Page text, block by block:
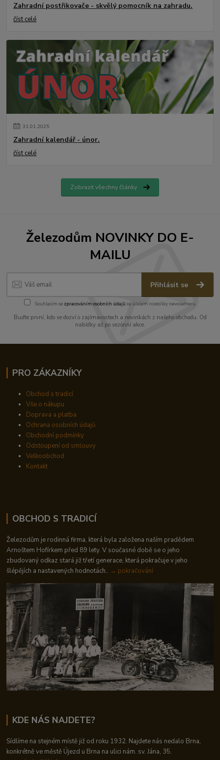
Zahradní postřikovače - skvělý pomocník na zahradu.
číst celé
31.01.2025
Zahradní kalendář - únor.
číst celé
Zobrazit všechny články
Železodům NOVINKY DO E-
MAILU
Přihlásit se
Souhlasím se zpracováním osobních údajůza účelem rozesílky newsletteru.
Buďte první, kdo se dozví o zajímavostech a novinkách z našeho obchodu. Od
nabídky až po sezónní akce.
PRO ZÁKAZNÍKY
Obchod s tradicí
Vše o nákupu
Doprava a platba
Ochrana osobních údajů
Obchodní podmínky
Odstoupení od smlouvy
Velkoobchod
Kontakt
OBCHOD S TRADICÍ
Železodům je rodinná firma, která byla založena naším pradědem
Arnoštem Hofírkem před 89 lety. V současné době se o jeho
zbudovaný odkaz stará již třetí generace, která pokračuje v jeho
šlépějích a nastavených hodnotách.. → pokračování
KDE NÁS NAJDETE?
Sídlíme na stejném místě již od roku 1932. Najdete nás nedalo Brna,
konkrétně ve městě Újezd u Brna na ulici nám. sv. Jána, 35.